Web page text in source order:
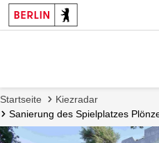
Startseite
Kiezradar
Sanierung des Spielplatzes